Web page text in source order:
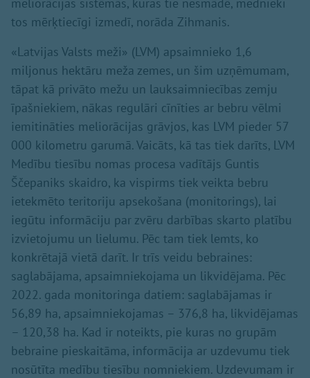
tos mērķtiecīgi izmedī, norāda Zihmanis.
«Latvijas Valsts meži» (LVM) apsaimnieko 1,6
miljonus hektāru meža zemes, un šim uzņēmumam,
tāpat kā privāto mežu un lauksaimniecības zemju
īpašniekiem, nākas regulāri cīnīties ar bebru vēlmi
iemitināties meliorācijas grāvjos, kas LVM pieder 57
000 kilometru garumā. Vaicāts, kā tas tiek darīts, LVM
Medību tiesību nomas procesa vadītājs Guntis
Ščepaniks skaidro, ka vispirms tiek veikta bebru
ietekmēto teritoriju apsekošana (monitorings), lai
iegūtu informāciju par zvēru darbības skarto platību
izvietojumu un lielumu. Pēc tam tiek lemts, ko
konkrētajā vietā darīt. Ir trīs veidu bebraines:
saglabājama, apsaimniekojama un likvidējama. Pēc
2022. gada monitoringa datiem: saglabājamas ir
56,89 ha, apsaimniekojamas – 376,8 ha, likvidējamas
– 120,38 ha. Kad ir noteikts, pie kuras no grupām
bebraine pieskaitāma, informācija ar uzdevumu tiek
nosūtīta medību tiesību nomniekiem. Uzdevumam ir